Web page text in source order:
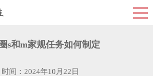
s和m家规任务如何制定
时间：2024年10月22日